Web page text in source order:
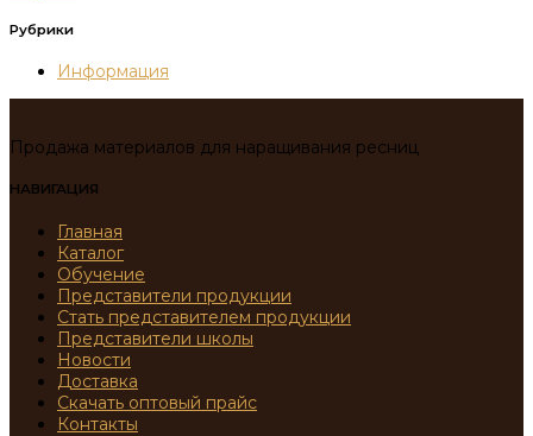
Рубрики
Информация
Продажа материалов для наращивания ресниц
НАВИГАЦИЯ
Главная
Каталог
Обучение
Представители продукции
Стать представителем продукции
Представители школы
Новости
Доставка
Скачать оптовый прайс
Контакты